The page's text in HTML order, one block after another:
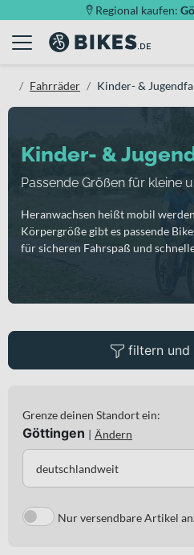
Regional kaufen:
Fahrräder Kinder- &
Kinder- &
Passende Größen für kleine
Heranwachsen heißt mobil
Körpergröße gibt es passende
für sicheren Fahrspaß und
filtern und
Grenze deinen Standort ein:
Göttingen | Ändern
deutschlandweit
Nur versendbare Artikel